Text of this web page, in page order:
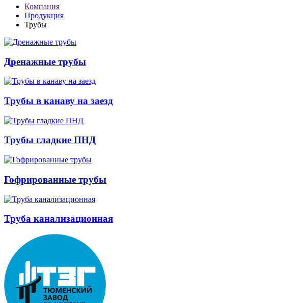
Компания
Продукция
Трубы
Дренажные трубы
Трубы в канаву на заезд
Трубы гладкие ПНД
Гофрированные трубы
Труба канализационная